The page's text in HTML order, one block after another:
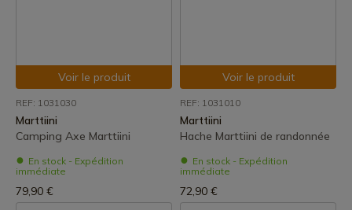
Voir le produit
REF: 1031030
Marttiini
Camping Axe Marttiini
En stock - Expédition
immédiate
79,90 €
Voir le produit
REF: 1031010
Marttiini
Hache Marttiini de randonnée
En stock - Expédition
immédiate
72,90 €